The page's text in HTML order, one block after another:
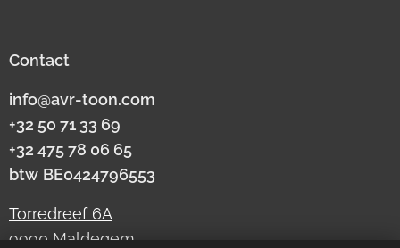
Contact
info@avr-toon.com
+32 50 71 33 69
+32 475 78 06 65
btw BE0424796553
Torredreef 6A
9990 Maldegem